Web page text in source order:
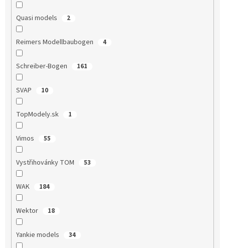
Quasi models 2
Reimers Modellbaubogen 4
Schreiber-Bogen 161
SVAP 10
TopModely.sk 1
Vimos 55
Vystřihovánky TOM 53
WAK 184
Wektor 18
Yankie models 34